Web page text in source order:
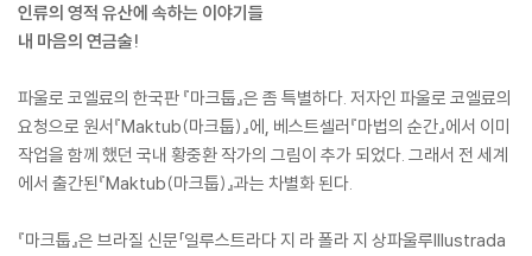
인류의 영적 유산에 속하는 이야기들
내 마음의 연금술!
파울로 코엘료의 한국판 『마크툽』은 좀 특별하다. 저자인 파울로 코엘료의
요청으로 원서『Maktub(마크툽)』에, 베스트셀러『마법의 순간』에서 이미
작업을 함께 했던 국내 황중환 작가의 그림이 추가 되었다. 그래서 전 세계
에서 출간된『Maktub(마크툽)』과는 차별화 된다.
『마크툽』은 브라질 신문「일루스트라다 지 라 폴라 지 상파울루Illustrada